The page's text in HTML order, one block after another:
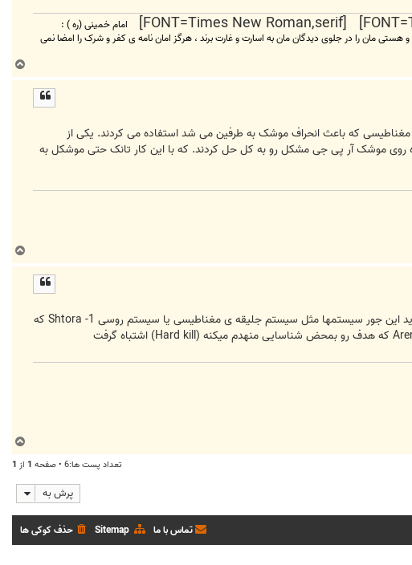
امام خمینی (ره ) :
و هستی مان را در جلوی دیدگان مان به اسارت و غارت برند ، هرگز امان نامه ی کفر و شرک را امضا نمی
ا
که باعث انحراف موشک به طرفین می شد استفاده می کردند. یکی از
روی موشک آر پی جی مشکل رو به کل حل کردند. که با این کار تانک حتی موشکل به
ا
من هم گفتم تولید این جور سیستمها از سال 1970 یعنی 10 سال قبل از جنگ ایران و عراق شروع شد ، البته نباید این جور سیستمها مثل سیستم جلیقه ی مغناطیسی یا سیستم روسی Shtora -1 که
ا
تعداد پست ها:6 • صفحه 1 از 1
پرش به
حذف کوکی ها Sitemap تماس با ما